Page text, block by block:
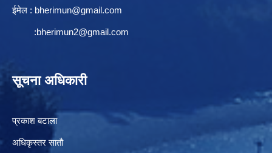
ईमेल : bherimun@gmail.com
:bherimun2@gmail.com
सूचना अधिकारी
प्रकाश बटाला
अधिकृस्तर सातौ